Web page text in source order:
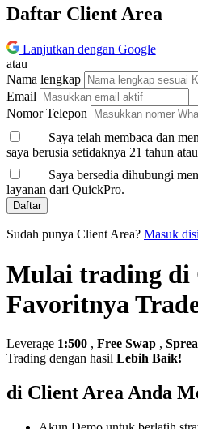
Daftar Client Area
Lanjutkan dengan Google
atau
Nama lengkap
Email
Nomor Telepon
Saya telah membaca dan
saya berusia setidaknya 21 tahun
Saya bersedia dihubungi
layanan dari QuickPro.
Daftar
Sudah punya Client Area? Masuk
Mulai trading di
Favoritnya
Leverage 1:500 , Free Swap ,
Trading dengan hasil Lebih Baik!
di Client Area Anda